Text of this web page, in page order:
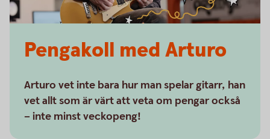
Pengakoll med Arturo
Arturo vet inte bara hur man spelar gitarr, han
vet allt som är värt att veta om pengar också
– inte minst veckopeng!